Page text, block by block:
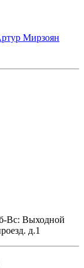
Мирзоян
Вс: Выходной
д.1